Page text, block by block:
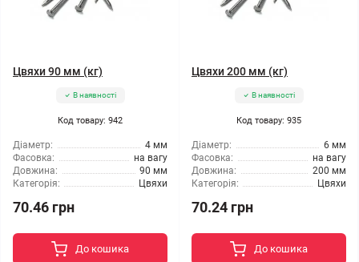
Цвяхи 90 мм (кг)
В наявності
Код товару: 942
Діаметр:
4 мм
Фасовка:
на вагу
Довжина:
90 мм
Категорія:
Цвяхи
70.46 грн
До кошика
Цвяхи 200 мм (кг)
В наявності
Код товару: 935
Діаметр:
6 мм
Фасовка:
на вагу
Довжина:
200 мм
Категорія:
Цвяхи
70.24 грн
До кошика